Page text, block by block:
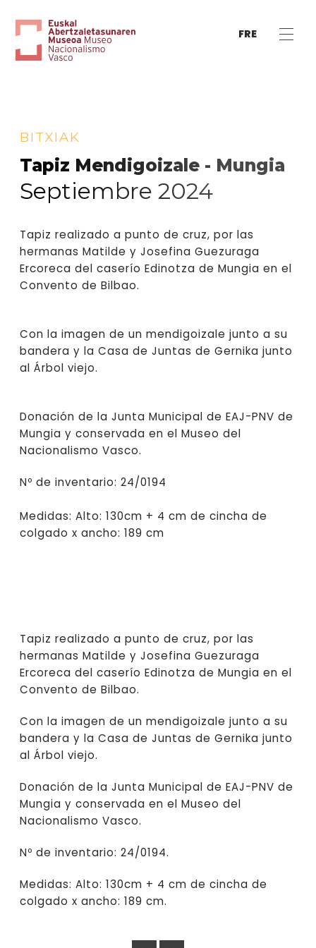
FRE
BITXIAK
Tapiz Mendigoizale - Mungia
Septiembre 2024
Tapiz realizado a punto de cruz, por las
hermanas Matilde y Josefina Guezuraga
Ercoreca del caserío Edinotza de Mungia en el
Convento de Bilbao.
Con la imagen de un mendigoizale junto a su
bandera y la Casa de Juntas de Gernika junto
al Árbol viejo.
Donación de la Junta Municipal de EAJ-PNV de
Mungia y conservada en el Museo del
Nacionalismo Vasco.
Nº de inventario: 24/0194
Medidas: Alto: 130cm + 4 cm de cincha de
colgado x ancho: 189 cm
Tapiz realizado a punto de cruz, por las
hermanas Matilde y Josefina Guezuraga
Ercoreca del caserío Edinotza de Mungia en el
Convento de Bilbao.
Con la imagen de un mendigoizale junto a su
bandera y la Casa de Juntas de Gernika junto
al Árbol viejo.
Donación de la Junta Municipal de EAJ-PNV de
Mungia y conservada en el Museo del
Nacionalismo Vasco.
Nº de inventario: 24/0194.
Medidas: Alto: 130cm + 4 cm de cincha de
colgado x ancho: 189 cm.